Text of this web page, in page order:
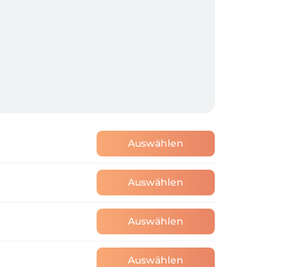
Auswählen
Auswählen
Auswählen
Auswählen